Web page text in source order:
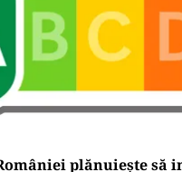
plănuiește să